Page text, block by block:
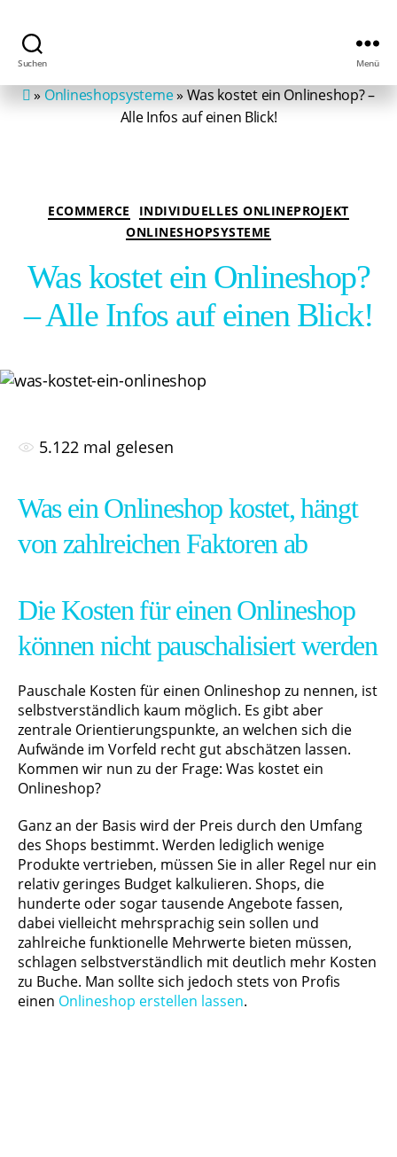
Suchen
-
eCommerce
Menü
» Onlineshopsysteme»Was kostet ein Onlineshop? –
Alle Infos auf einen Blick!
Kategorien
ECOMMERCE
INDIVIDUELLES ONLINEPROJEKT
ONLINESHOPSYSTEME
Was kostet ein Onlineshop?
– Alle Infos auf einen Blick!
5.122 mal gelesen
Was ein Onlineshop kostet, hängt
von zahlreichen Faktoren ab
Die Kosten für einen Onlineshop
können nicht pauschalisiert werden
Pauschale Kosten für einen Onlineshop zu nennen, ist
selbstverständlich kaum möglich. Es gibt aber
zentrale Orientierungspunkte, an welchen sich die
Aufwände im Vorfeld recht gut abschätzen lassen.
Kommen wir nun zu der Frage: Was kostet ein
Onlineshop?
Ganz an der Basis wird der Preis durch den Umfang
des Shops bestimmt. Werden lediglich wenige
Produkte vertrieben, müssen Sie in aller Regel nur ein
relativ geringes Budget kalkulieren. Shops, die
hunderte oder sogar tausende Angebote fassen,
dabei vielleicht mehrsprachig sein sollen und
zahlreiche funktionelle Mehrwerte bieten müssen,
schlagen selbstverständlich mit deutlich mehr Kosten
zu Buche. Man sollte sich jedoch stets von Profis
einen Onlineshop erstellen lassen.